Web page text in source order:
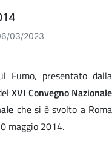
03/2023
Fumo, presentato dalla
XVI Convegno Nazionale
che si è svolto a Roma
maggio 2014.